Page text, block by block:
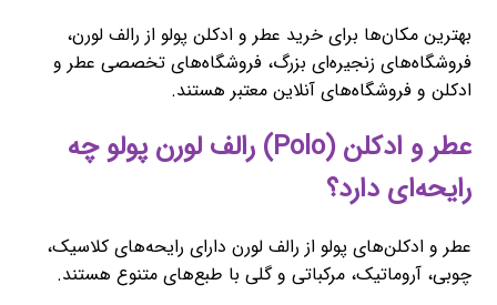
بهترین مکان‌ها برای خرید عطر و ادکلن پولو از رالف لورن،
فروشگاه‌های زنجیره‌ای بزرگ، فروشگاه‌های تخصصی عطر و
ادکلن و فروشگاه‌های آنلاین معتبر هستند.
عطر و ادکلن (Polo) رالف لورن پولو چه
رایحه‌ای دارد؟
عطر و ادکلن‌های پولو از رالف لورن دارای رایحه‌های کلاسیک،
چوبی، آروماتیک، مرکباتی و گلی با طبع‌های متنوع هستند.